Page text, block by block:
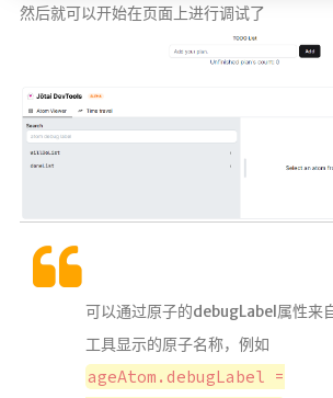
然后就可以开始在页面上进行调试了
可以通过原子的debugLabel属性来
工具显示的原子名称，例如
ageAtom.debugLabel =